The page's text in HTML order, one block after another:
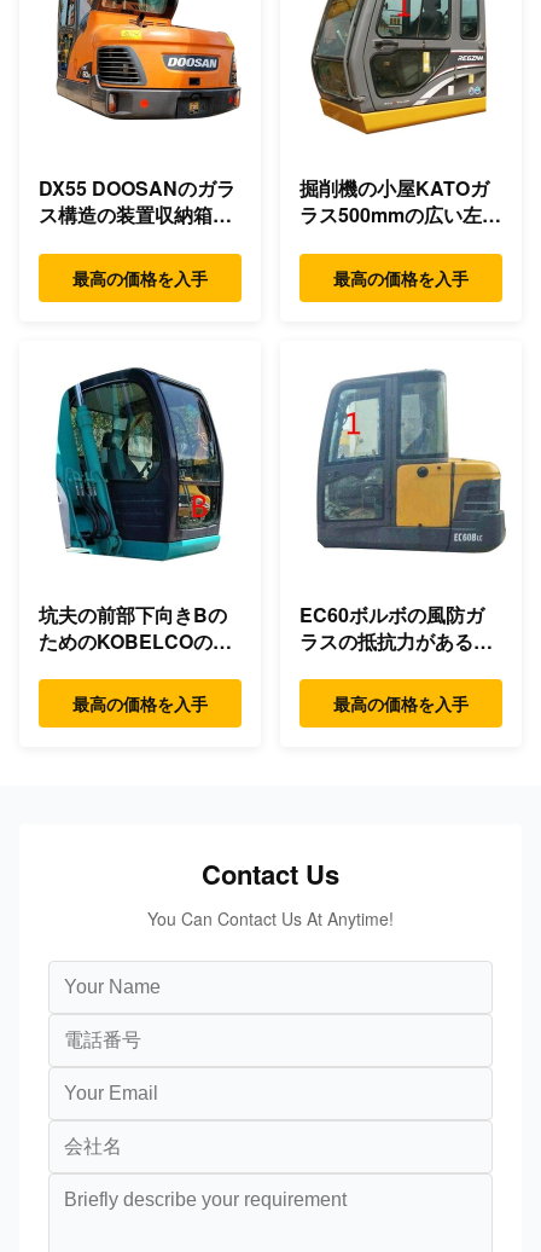
DX55 DOOSANのガラ
ス構造の装置収納箱の
最高の価格を入手
掘削機の小屋KATOガ
ラス500mmの広い左側
最高の価格を入手
坑夫の前部下向きBの
ためのKOBELCOの風
ラス最高の価格を入手
EC60ボルボの風防ガ
ラスの抵抗力があるガ
の曲がること
最高の価格を入手
Contact Us
You Can Contact Us At Anytime!